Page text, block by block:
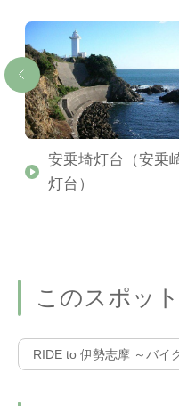
安乗埼灯台（安乗
灯台）
このスポッ
RIDE to 伊勢志摩 ～バイ